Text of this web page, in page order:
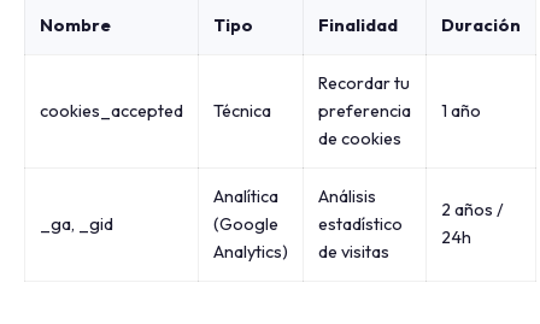
Nombre Tipo Finalidad Duración
cookies_accepted Técnica
Recordar tu
preferencia
de cookies
1 año
_ga, _gid
Analítica
(Google
Analytics)
Análisis
estadístico
de visitas
2 años /
24h